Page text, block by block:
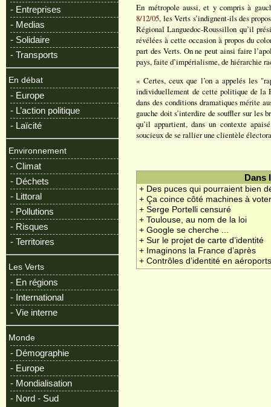
- Entreprises
- Medias
- Solidaire
- Transports
En débat
- Europe
- L’action politique
- Laïcité
Environnement
- Climat
- Déchets
- Littoral
- Pollutions
- Risques
- Territoires
Les Verts
- En régions
- International
- Vie interne
Monde
- Démographie
- Europe
- Mondialisation
- Nord - Sud
En métropole aussi, et y compris à
8/12/05, les Verts s’indignent-ils des
Régional Languedoc-Roussillon qu’il
révélées à cette occasion à propos du
part des Verts. On ne peut ainsi faire
pays, faite d’impérialisme, de hiérarchie
« Certes, ceux que l’on a appelés les
individuellement de cette politique de la
dans des conditions dramatiques mérite
gauche doit s’interdire de souffler sur les
qu’il appartient, dans un contexte
soucieux de se rallier une clientèle
Dans
+ Des puces qui pourraient bien
+ Ça coince côté machines à
+ Serge Portelli censuré
+ Toulouse, au nom de la loi
+ Google se cherche ...
+ Sur le projet de carte d’identité
+ Imaginons la France d’après
+ Contrôles d’identité en